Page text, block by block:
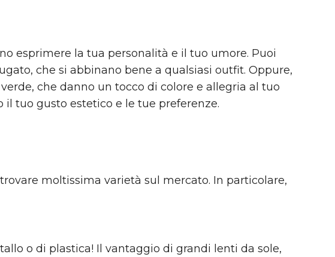
esprimere la tua personalità e il tuo umore. Puoi
che si abbinano bene a qualsiasi outfit. Oppure,
che danno un tocco di colore e allegria al tuo
tuo gusto estetico e le tue preferenze.
moltissima varietà sul mercato. In particolare,
o di plastica! Il vantaggio di grandi lenti da sole,